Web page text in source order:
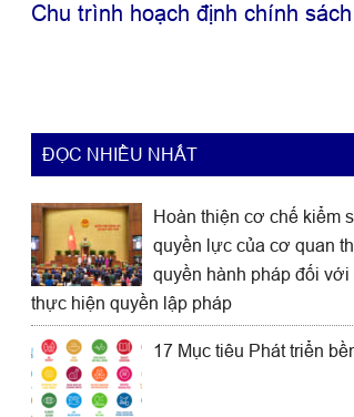
Chu trình hoạch định chính sách
ĐỌC NHIỀU NHẤT
Hoàn thiện cơ chế kiểm
quyền lực của cơ quan
quyền hành pháp đối với
thực hiện quyền lập pháp
17 Mục tiêu Phát triển